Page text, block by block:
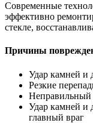
Современные
эффективно
стекле,
Причины
Удар камней и
Резкие
Неправильный
Удар камней и
главный враг